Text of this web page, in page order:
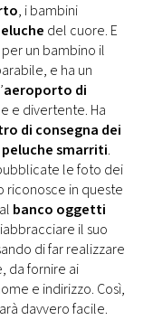
, i bambini
del cuore. E
un bambino il
e ha un
aeroporto di
e divertente. Ha
di consegna dei
peluche smarriti.
le foto dei
riconosce in queste
banco oggetti
il suo
di far realizzare
da fornire ai
e indirizzo. Così,
davvero facile.